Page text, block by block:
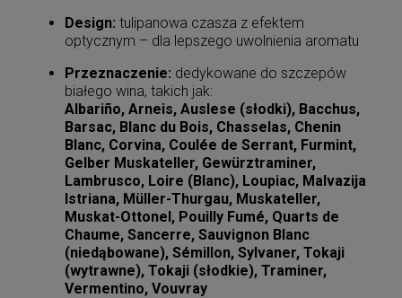
Design: tulipanowa czasza z efektem
optycznym – dla lepszego uwolnienia aromatu
Przeznaczenie: dedykowane do szczepów
białego wina, takich jak:
Albariño, Arneis, Auslese (słodki), Bacchus,
Barsac, Blanc du Bois, Chasselas, Chenin
Blanc, Corvina, Coulée de Serrant, Furmint,
Gelber Muskateller, Gewürztraminer,
Lambrusco, Loire (Blanc), Loupiac, Malvazija
Istriana, Müller-Thurgau, Muskateller,
Muskat-Ottonel, Pouilly Fumé, Quarts de
Chaume, Sancerre, Sauvignon Blanc
(niedąbowane), Sémillon, Sylvaner, Tokaji
(wytrawne), Tokaji (słodkie), Traminer,
Vermentino, Vouvray